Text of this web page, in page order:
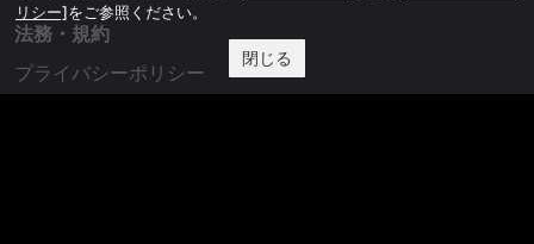
法務・規約
プライバシーポリシー
リシー]をご参照ください。
閉じる